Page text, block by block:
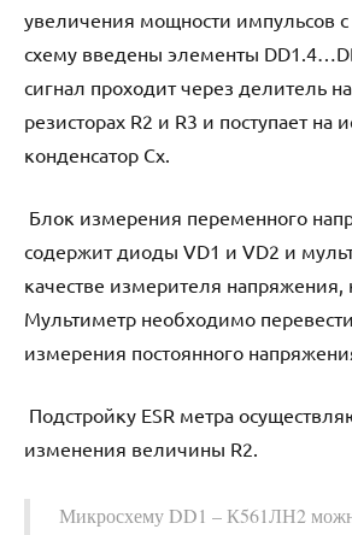
увеличения мощности импульсов с
схему введены элементы
сигнал проходит через делитель
резисторах R2 и R3 и поступает на
конденсатор Сх.
Блок измерения переменного
содержит диоды VD1 и VD2 и
качестве измерителя
Мультиметр необходимо
измерения постоянного
Подстройку ESR метра
изменения величины R2.
Микросхему DD1 – К561ЛН2